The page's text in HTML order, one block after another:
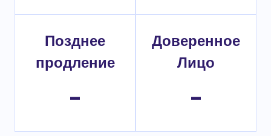
Позднее
продление
-
Доверенное
Лицо
-